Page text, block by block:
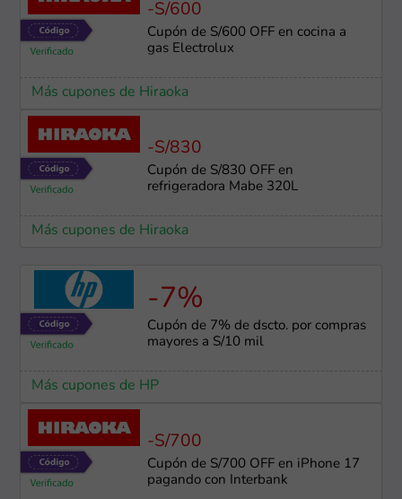
-S/600
Cupón de S/600 OFF en cocina a
gas Electrolux
Más cupones de Hiraoka
-S/830
Cupón de S/830 OFF en
refrigeradora Mabe 320L
Más cupones de Hiraoka
-7%
Cupón de 7% de dscto. por compras
mayores a S/10 mil
Más cupones de HP
-S/700
Cupón de S/700 OFF en iPhone 17
pagando con Interbank